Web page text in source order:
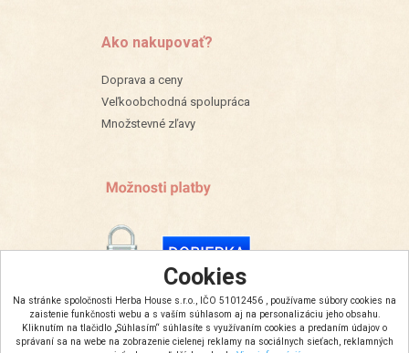
Cookies
Na stránke spoločnosti Herba House s.r.o., IČO 51012456 , používame súbory cookies na
zaistenie funkčnosti webu a s vaším súhlasom aj na personalizáciu jeho obsahu.
Kliknutím na tlačidlo „Súhlasím“ súhlasíte s využívaním cookies a predaním údajov o
správaní sa na webe na zobrazenie cielenej reklamy na sociálnych sieťach, reklamných
Ako nakupovať?
Doprava a ceny
Veľkoobchodná spolupráca
Množstevné zľavy